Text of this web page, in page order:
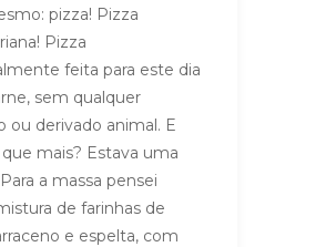
pizza! Pizza
Pizza
feita para este dia
sem qualquer
ou derivado animal. E
mais? Estava uma
a massa pensei
de farinhas de
e espelta, com